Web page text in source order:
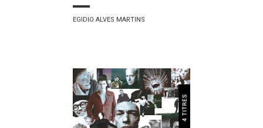
EGIDIO ALVES MARTINS